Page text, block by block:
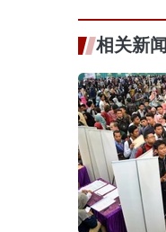
相关新闻